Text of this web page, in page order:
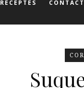
RECEPTES